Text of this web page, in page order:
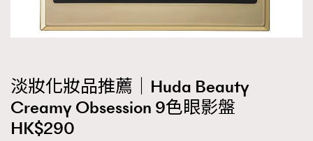
淡妝化妝品推薦｜Huda Beauty
Creamy Obsession 9色眼影盤
HK$290